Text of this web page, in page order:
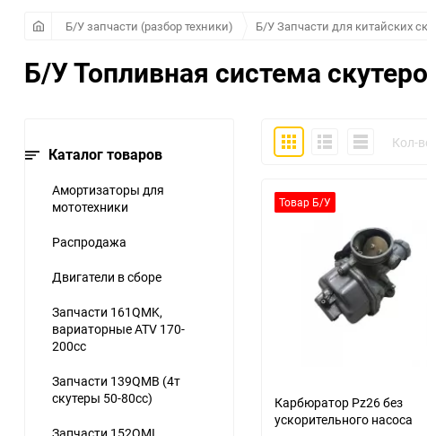
Б/У запчасти (разбор техники) Б/У Запчасти для китайских
Б/У Топливная система
Каталог товаров
Амортизаторы для
мототехники
Распродажа
Двигатели в сборе
Запчасти 161QMK,
вариаторные ATV 170-
200cc
Запчасти 139QMB (4т
скутеры 50-80сс)
ПлиткаПодробноКомпактно
Кол-
Товар Б/У
Карбюратор Pz26 без
ускорительного насоса